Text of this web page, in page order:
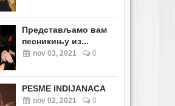
Представљамо вам
песникињу из...
nov 03, 2021 0
PESME INDIJANACA
nov 02, 2021 0